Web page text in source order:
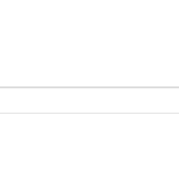
et dépendances .
contemporaine, trois
à prévoir sur